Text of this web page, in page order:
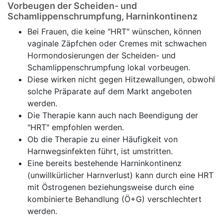
Vorbeugen der Scheiden- und
Schamlippenschrumpfung, Harninkontinenz
Bei Frauen, die keine "HRT" wünschen, können
vaginale Zäpfchen oder Cremes mit schwachen
Hormondosierungen der Scheiden- und
Schamlippenschrumpfung lokal vorbeugen.
Diese wirken nicht gegen Hitzewallungen, obwohl
solche Präparate auf dem Markt angeboten
werden.
Die Therapie kann auch nach Beendigung der
"HRT" empfohlen werden.
Ob die Therapie zu einer Häufigkeit von
Harnwegsinfekten führt, ist umstritten.
Eine bereits bestehende Harninkontinenz
(unwillkürlicher Harnverlust) kann durch eine HRT
mit Östrogenen beziehungsweise durch eine
kombinierte Behandlung (Ö+G) verschlechtert
werden.